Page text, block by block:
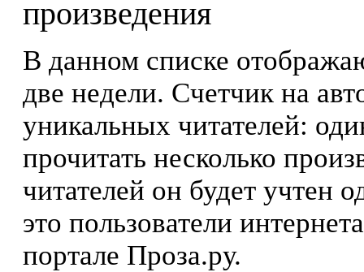
произведения
В данном списке
две недели. Счетчик на
уникальных читателей:
прочитать несколько
читателей он будет учтен
это пользователи
портале Проза.ру.